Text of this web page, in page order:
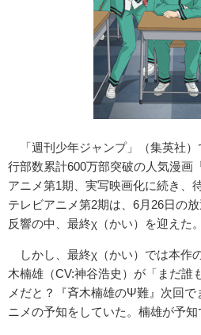
「週刊少年ジャンプ」（集英社）
行部数累計600万部突破の人気漫
アニメ第1期、実写映画化に続き、
テレビアニメ第2期は、6月26日の
反響の中、最終χ（かい）を迎えた。
しかし、最終χ（かい）では本作
木楠雄（CV:神谷浩史）が「まだ誰
メだと？『斉木楠雄のΨ難』次回
ニメの予知をしていた。楠雄が予